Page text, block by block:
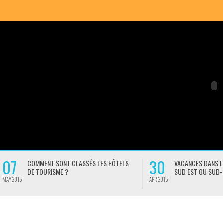
COMMENT SONT CLASSÉS LES HÔTELS
DE TOURISME ?
30
VACANCES DANS LE SUD DE
SUD EST OU SUD-OUEST ?